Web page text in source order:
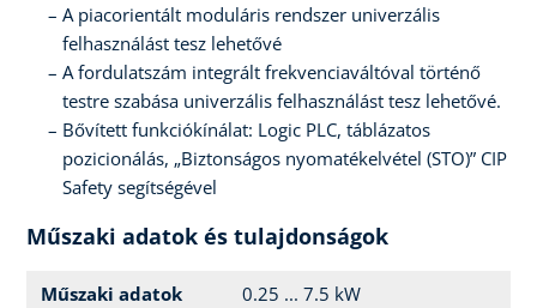
A piacorientált moduláris rendszer univerzális
felhasználást tesz lehetővé
A fordulatszám integrált frekvenciaváltóval történő
testre szabása univerzális felhasználást tesz lehetővé.
Bővített funkciókínálat: Logic PLC, táblázatos
pozicionálás, „Biztonságos nyomatékelvétel (STO)” CIP
Safety segítségével
Műszaki adatok és tulajdonságok
Műszaki adatok
0.25 ... 7.5 kW